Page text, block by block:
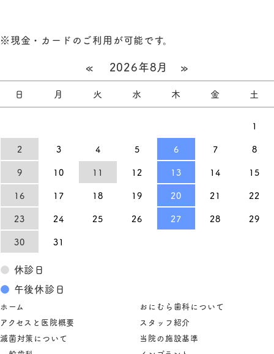
※現金・カードのご利用が可能です。
« 2026年8月 »
日 月 火 水 木 金 土
1
2
3 4 5 6 7
8
9
10 11 12 13 14
15
16
17 18 19 20 21
22
23
24 25 26 27 28
29
30
31
● 休診日
● 午後休診日
ホーム
おにむら歯科について
アクセスと医院概要
スタッフ紹介
滅菌対策について
当院の施設基準